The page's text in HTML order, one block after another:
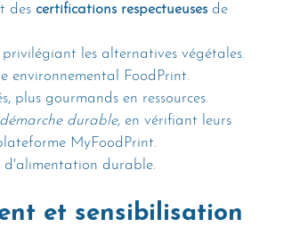
des certifications respectueuses de
les alternatives végétales.
environnemental FoodPrint.
plus gourmands en ressources.
démarche durable, en vérifiant leurs
MyFoodPrint.
d'alimentation durable.
et sensibilisation